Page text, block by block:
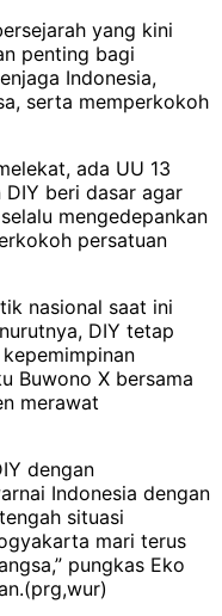
yang kini
penting bagi
Indonesia,
serta memperkokoh
ada UU 13
beri dasar agar
mengedepankan
persatuan
nasional saat ini
DIY tetap
Buwono X bersama
merawat
dengan
Indonesia dengan
situasi
mari terus
pungkas Eko